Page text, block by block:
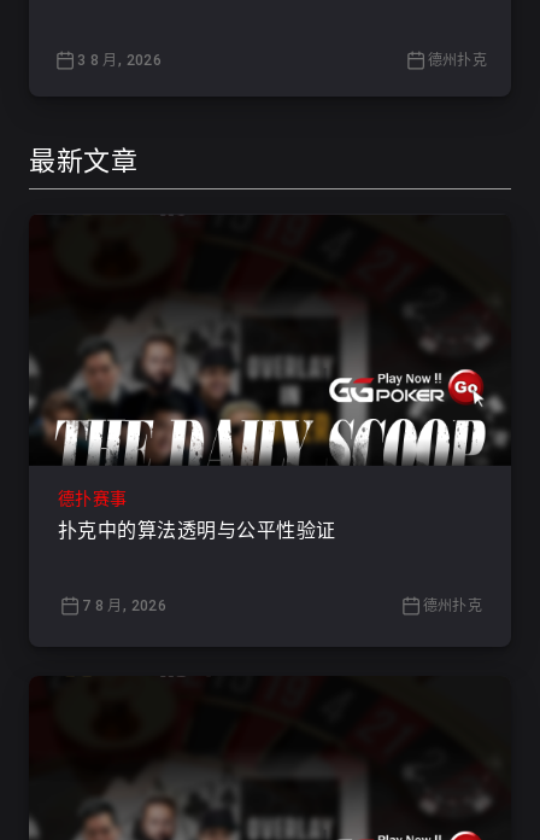
3 8 月, 2026 德州扑克
最新文章
德扑赛事
扑克中的算法透明与公平性验证
7 8 月, 2026 德州扑克